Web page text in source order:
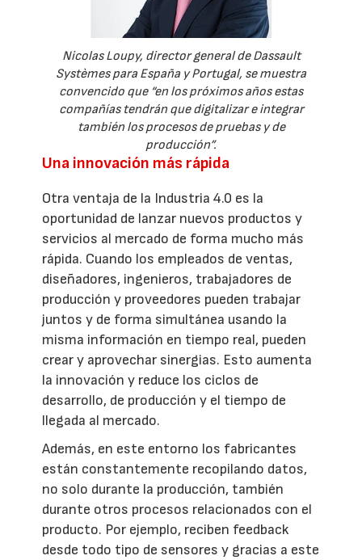
Nicolas Loupy, director general de Dassault
Systèmes para España y Portugal, se muestra
convencido que “en los próximos años estas
compañías tendrán que digitalizar e integrar
también los procesos de pruebas y de
producción”.
Una innovación más rápida
Otra ventaja de la Industria 4.0 es la
oportunidad de lanzar nuevos productos y
servicios al mercado de forma mucho más
rápida. Cuando los empleados de ventas,
diseñadores, ingenieros, trabajadores de
producción y proveedores pueden trabajar
juntos y de forma simultánea usando la
misma información en tiempo real, pueden
crear y aprovechar sinergias. Esto aumenta
la innovación y reduce los ciclos de
desarrollo, de producción y el tiempo de
llegada al mercado.
Además, en este entorno los fabricantes
están constantemente recopilando datos,
no solo durante la producción, también
durante otros procesos relacionados con el
producto. Por ejemplo, reciben feedback
desde todo tipo de sensores y gracias a este